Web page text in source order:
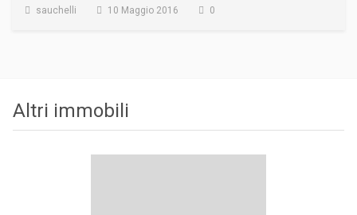
sauchelli 10 Maggio 2016 0
Altri immobili